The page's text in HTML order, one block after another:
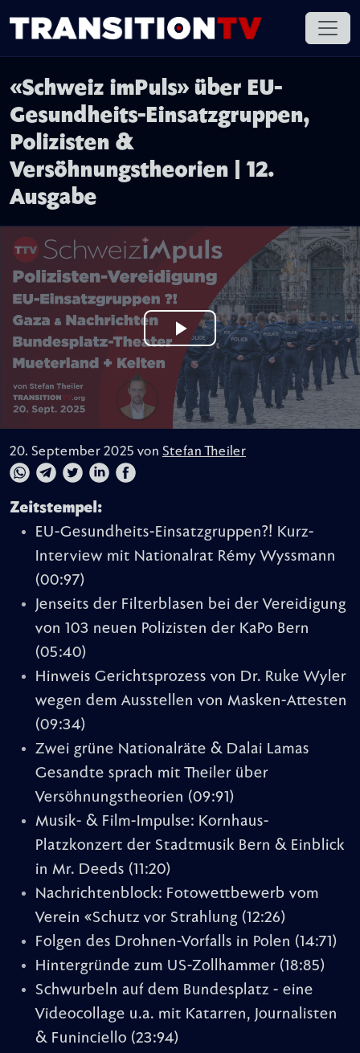
«Schweiz imPuls» über EU-
Gesundheits-Einsatzgruppen,
Polizisten &
Versöhnungstheorien | 12.
Ausgabe
20. September 2025 von Stefan Theiler
Zeitstempel:
EU-Gesundheits-Einsatzgruppen?! Kurz-
Interview mit Nationalrat Rémy Wyssmann
(00:97)
Jenseits der Filterblasen bei der Vereidigung
von 103 neuen Polizisten der KaPo Bern
(05:40)
Hinweis Gerichtsprozess von Dr. Ruke Wyler
wegen dem Ausstellen von Masken-Attesten
(09:34)
Zwei grüne Nationalräte & Dalai Lamas
Gesandte sprach mit Theiler über
Versöhnungstheorien (09:91)
Musik- & Film-Impulse: Kornhaus-
Platzkonzert der Stadtmusik Bern & Einblick
in Mr. Deeds (11:20)
Nachrichtenblock: Fotowettbewerb vom
Verein «Schutz vor Strahlung (12:26)
Folgen des Drohnen-Vorfalls in Polen (14:71)
Hintergründe zum US-Zollhammer (18:85)
Schwurbeln auf dem Bundesplatz - eine
Videocollage u.a. mit Katarren, Journalisten
& Funinciello (23:94)